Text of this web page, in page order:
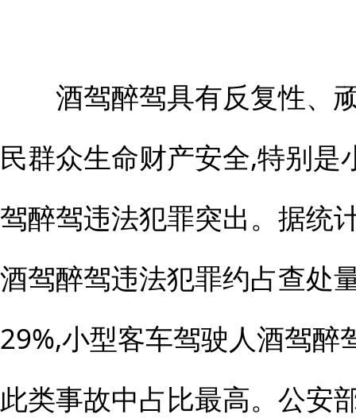
酒驾醉驾具有反复性、
民群众生命财产安全,特别
驾醉驾违法犯罪突出。据统
酒驾醉驾违法犯罪约占查处
29%,小型客车驾驶人酒驾
此类事故中占比最高。公安